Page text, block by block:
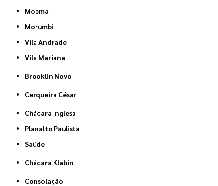
Moema
Morumbi
Vila Andrade
Vila Mariana
Brooklin Novo
Cerqueira César
Chácara Inglesa
Planalto Paulista
Saúde
Chácara Klabin
Consolação